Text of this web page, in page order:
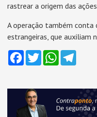
rastrear a origem das
A operação também conta
estrangeiras, que auxiliam
FacebookTwitterWhatsApp